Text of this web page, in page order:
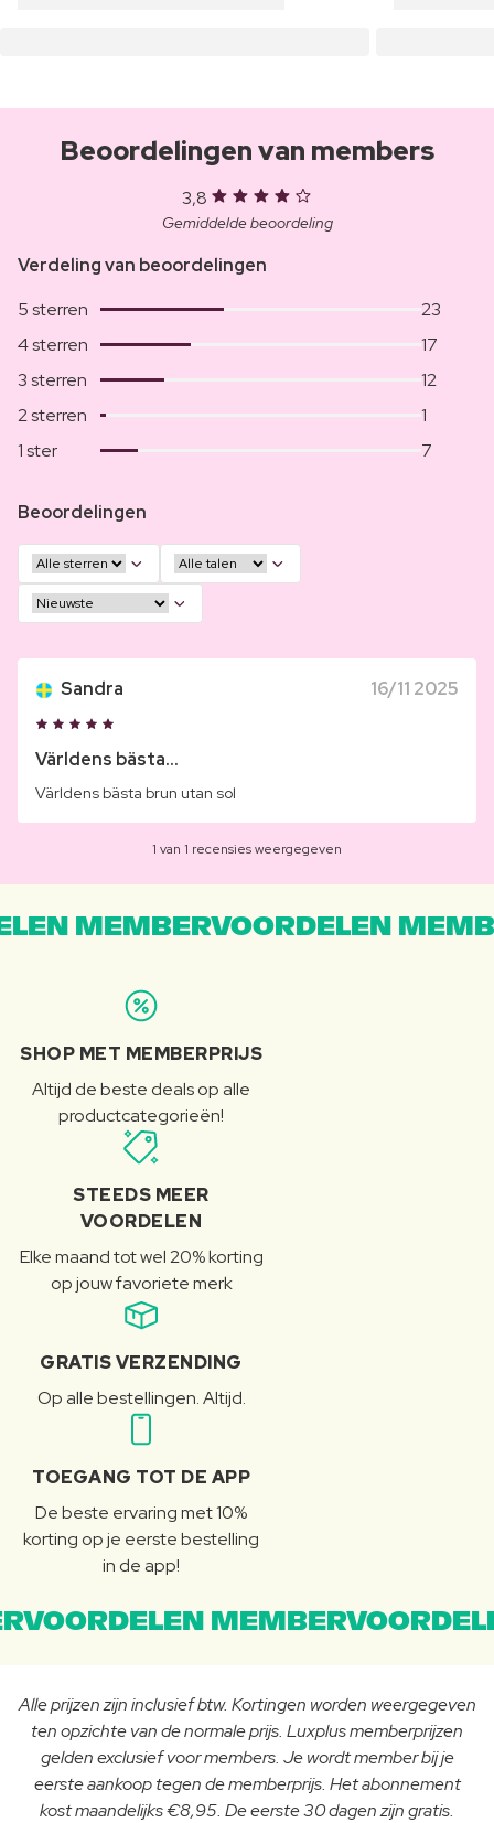
Beoordelingen van members
3,8
Gemiddelde beoordeling
Verdeling van beoordelingen
5 sterren
23
4 sterren
17
3 sterren
12
2 sterren
1
1 ster
7
Beoordelingen
Sandra 16/11 2025
Världens bästa...
Världens bästa brun utan sol
1 van 1 recensies weergegeven
MEMBERVOORDELEN
SHOP MET MEMBERPRIJS
Altijd de beste deals op alle
productcategorieën!
STEEDS MEER
VOORDELEN
Elke maand tot wel 20% korting
op jouw favoriete merk
GRATIS VERZENDING
Op alle bestellingen. Altijd.
TOEGANG TOT DE APP
De beste ervaring met 10%
korting op je eerste bestelling
in de app!
Alle prijzen zijn inclusief btw. Kortingen worden weergegeven
ten opzichte van de normale prijs. Luxplus memberprijzen
gelden exclusief voor members. Je wordt member bij je
eerste aankoop tegen de memberprijs. Het abonnement
kost maandelijks €8,95. De eerste 30 dagen zijn gratis.